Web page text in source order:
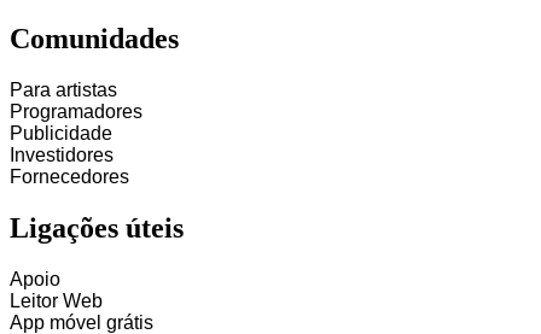
Comunidades
Para artistas
Programadores
Publicidade
Investidores
Fornecedores
Ligações úteis
Apoio
Leitor Web
App móvel grátis